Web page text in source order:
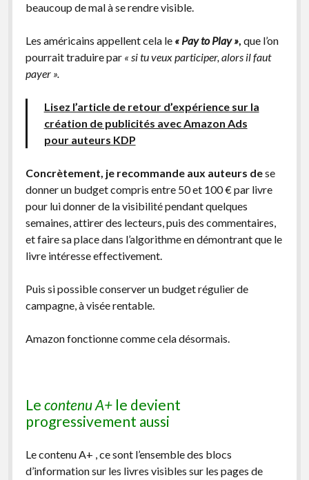
beaucoup de mal à se rendre visible.
Les américains appellent cela le « Pay to Play », que l’on
pourrait traduire par « si tu veux participer, alors il faut
payer ».
Lisez l’article de retour d’expérience sur la
création de publicités avec Amazon Ads
pour auteurs KDP
Concrètement, je recommande aux auteurs dese
donner un budget compris entre 50 et 100 € par livre
pour lui donner de la visibilité pendant quelques
semaines, attirer des lecteurs, puis des commentaires,
et faire sa place dans l’algorithme en démontrant que le
livre intéresse effectivement.
Puis si possible conserver un budget régulier de
campagne, à visée rentable.
Amazon fonctionne comme cela désormais.
Le contenu A+ le devient
progressivement aussi
Le contenu A+ , ce sont l’ensemble des blocs
d’information sur les livres visibles sur les pages de